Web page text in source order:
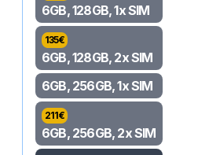
6GB, 128GB, 1x SIM
135€
6GB, 128GB, 2x SIM
6GB, 256GB, 1x SIM
211€
6GB, 256GB, 2x SIM